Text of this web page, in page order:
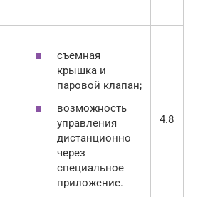
съемная
крышка и
паровой клапан;
возможность
управления
дистанционно
через
специальное
приложение.
4.8